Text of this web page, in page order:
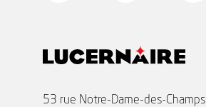
53 rue Notre-Dame-des-Champs